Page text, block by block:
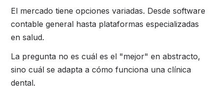
El mercado tiene opciones variadas. Desde software
contable general hasta plataformas especializadas
en salud.
La pregunta no es cuál es el "mejor" en abstracto,
sino cuál se adapta a cómo funciona una clínica
dental.